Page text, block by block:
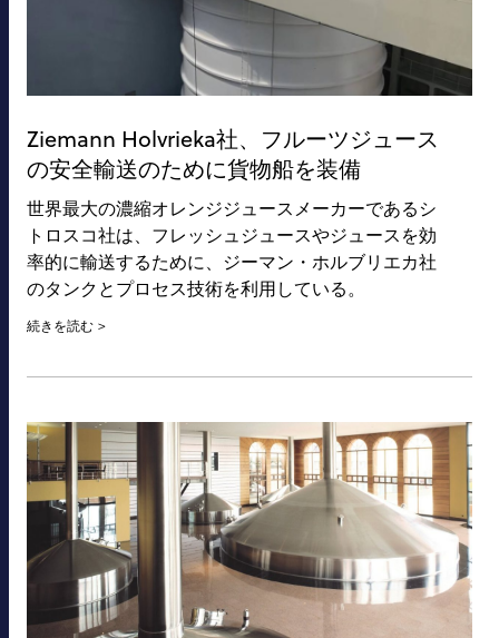
Ziemann Holvrieka社、フルーツジュース
の安全輸送のために貨物船を装備
世界最大の濃縮オレンジジュースメーカーであるシ
トロスコ社は、フレッシュジュースやジュースを効
率的に輸送するために、ジーマン・ホルブリエカ社
のタンクとプロセス技術を利用している。
続きを読む